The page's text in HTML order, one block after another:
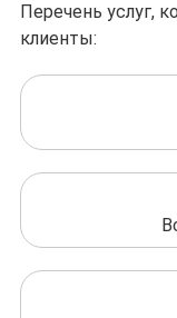
Перечень услуг,
клиенты: